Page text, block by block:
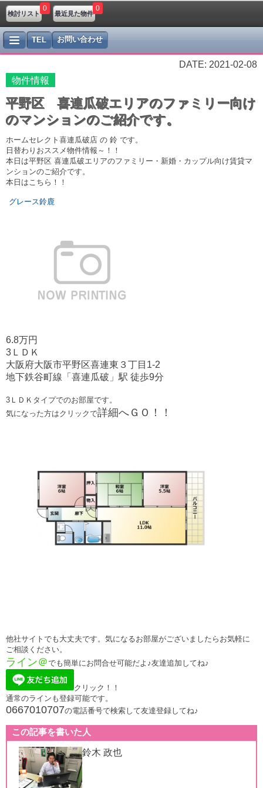
検討リスト
0
最近見た物件
0
TEL お問い合わせ
DATE: 2021-02-08
物件情報
平野区 喜連瓜破エリアのファミリー向け
のマンションのご紹介です。
ホームセレクト喜連瓜破店 の 鈴 です。
日替わりおススメ物件情報～！！
本日は平野区 喜連瓜破エリアのファミリー・新婚・カップル向け賃貸マ
ンションのご紹介です。
本日はこちら！！
グレース鈴鹿
6.8万円
3ＬＤＫ
大阪府大阪市平野区喜連東３丁目1-2
地下鉄谷町線「喜連瓜破」駅 徒歩9分
3ＬＤＫタイプでのお部屋です。
気になった方はクリックで詳細へＧＯ！！
他社サイトでも大丈夫です。気になるお部屋がございましたらお気軽に
ご相談ください。
ライン＠でも簡単にお問合せ可能だよ♪友達追加してね♪
クリック！！
通常のラインも登録可能です。
0667010707の電話番号で検索して友達登録してね♪
この記事を書いた人
鈴木 政也